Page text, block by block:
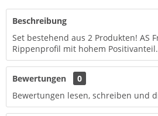
Beschreibung
Set bestehend aus 2 Produkten! AS
Rippenprofil mit hohem
Bewertungen
0
Bewertungen lesen, schreiben und